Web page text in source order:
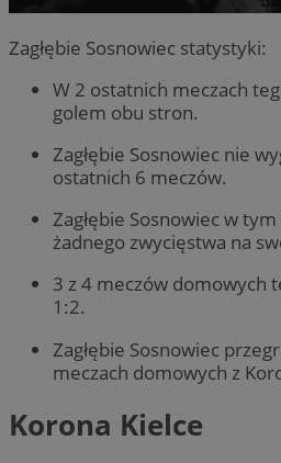
Zagłębie Sosnowiec statystyki:
W 2 ostatnich meczach
golem obu stron.
Zagłębie Sosnowiec nie
ostatnich 6 meczów.
Zagłębie Sosnowiec w
żadnego zwycięstwa na
3 z 4 meczów domowych
1:2.
Zagłębie Sosnowiec
meczach domowych z
Korona Kielce